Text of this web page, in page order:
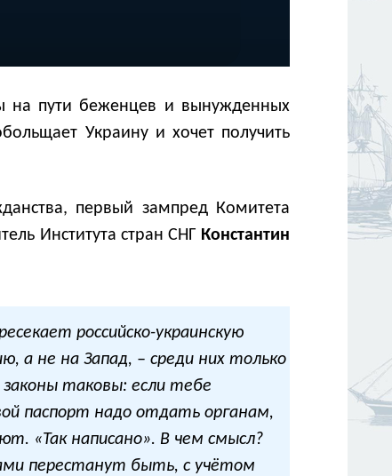
на пути беженцев и вынужденных
Украину и хочет получить
первый зампред Комитета
Института стран СНГ Константин
российско-украинскую
а не на Запад, – среди них только
таковы: если тебе
паспорт надо отдать органам,
«Так написано». В чем смысл?
перестанут быть, с учётом